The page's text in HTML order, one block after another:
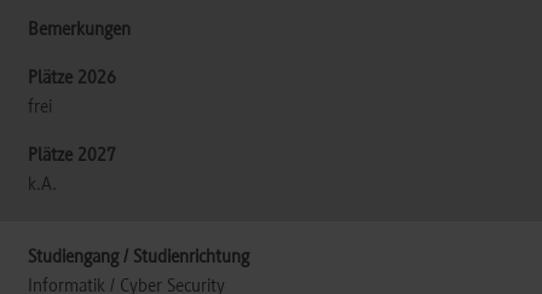
frei
k.A.
Informatik / Cyber Security